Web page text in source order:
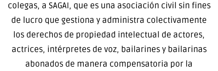
colegas, a SAGAI, que es una asociación civil sin fines
de lucro que gestiona y administra colectivamente
los derechos de propiedad intelectual de actores,
actrices, intérpretes de voz, bailarines y bailarinas
abonados de manera compensatoria por la